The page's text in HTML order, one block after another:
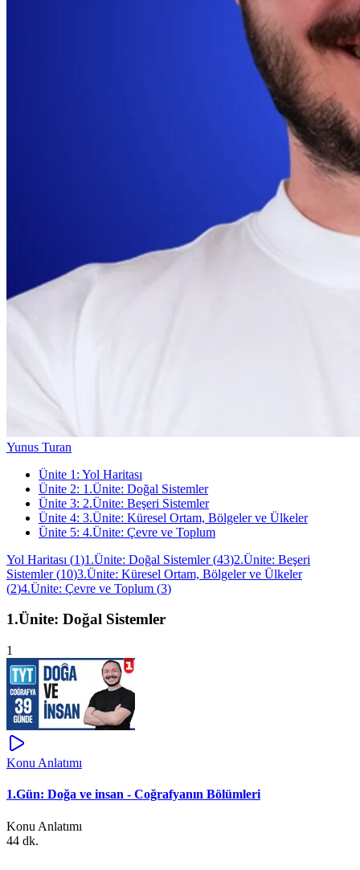
Yunus Turan
Ünite 1 : Yol Haritası
Ünite 2: 1.Ünite: Doğal Sistemler
Ünite 3: 2.Ünite: Beşeri Sistemler
Ünite 4: 3.Ünite: Küresel Ortam, Bölgeler ve Ülkeler
Ünite 5: 4.Ünite: Çevre ve Toplum
Yol Haritası (1)1.Ünite: Doğal Sistemler(43)2.Ünite: Beşeri
Sistemler(10)3.Ünite: Küresel Ortam, Bölgeler ve Ülkeler
(2)4.Ünite: Çevre ve Toplum (3)
1.Ünite: Doğal Sistemler
1
Konu Anlatımı
1.Gün: Doğa ve insan - Coğrafyanın Bölümleri
Konu Anlatımı
44 dk.